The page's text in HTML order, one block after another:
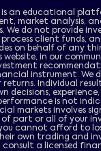
an educational
market analysis,
We do not provide
client funds,
on behalf of any
website, in our
instrument. We
Individual
decisions,
is not
markets involves
of part or all of your
cannot afford to
own trading and
consult a licensed